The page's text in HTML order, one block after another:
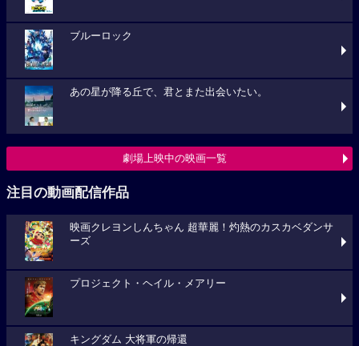
ブルーロック
あの星が降る丘で、君とまた出会いたい。
劇場上映中の映画一覧
注目の動画配信作品
映画クレヨンしんちゃん 超華麗！灼熱のカスカベダンサ
ーズ
プロジェクト・ヘイル・メアリー
キングダム 大将軍の帰還